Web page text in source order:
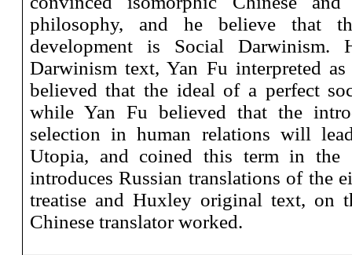
philosophy, and he believe that
development is Social Darwinism.
Darwinism text, Yan Fu interpreted
believed that the ideal of a perfect
while Yan Fu believed that the
selection in human relations will
Utopia, and coined this term in the
introduces Russian translations of the
treatise and Huxley original text, on
Chinese translator worked.